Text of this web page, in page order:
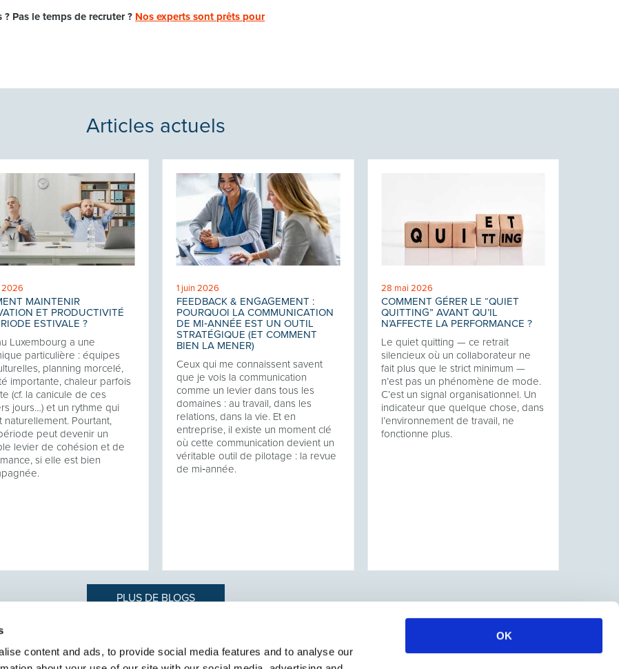
content and ads, to provide social media features and to analyse our
OK
Pas le temps de recruter ? Nos experts sont prêts pour
Articles actuels
2026
MAINTENIR
ET PRODUCTIVITÉ
ESTIVALE ?
Luxembourg a une
particulière : équipes
planning morcelé,
importante, chaleur parfois
(cf. la canicule de ces
jours…) et un rythme qui
naturellement. Pourtant,
peut devenir un
levier de cohésion et de
si elle est bien
1 juin 2026
FEEDBACK & ENGAGEMENT :
POURQUOI LA COMMUNICATION
DE MI‑ANNÉE EST UN OUTIL
STRATÉGIQUE (ET COMMENT
BIEN LA MENER)
Ceux qui me connaissent savent
que je vois la communication
comme un levier dans tous les
domaines : au travail, dans les
relations, dans la vie. Et en
entreprise, il existe un moment clé
où cette communication devient un
véritable outil de pilotage : la revue
de mi‑année.
28 mai 2026
COMMENT GÉRER LE “QUIET
QUITTING” AVANT QU’IL
N’AFFECTE LA PERFORMANCE ?
Le quiet quitting — ce retrait
silencieux où un collaborateur ne
fait plus que le strict minimum —
n’est pas un phénomène de mode.
C’est un signal organisationnel. Un
indicateur que quelque chose, dans
l’environnement de travail, ne
fonctionne plus.
PLUS DE BLOGS